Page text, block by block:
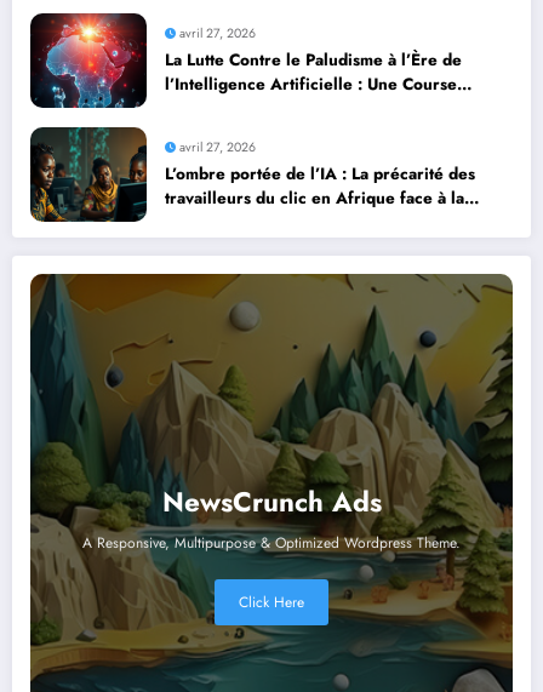
avril 27, 2026
La Lutte Contre le Paludisme à l’Ère de
l’Intelligence Artificielle : Une Course
avril 27, 2026
L’ombre portée de l’IA : La précarité des
travailleurs du clic en Afrique face à la
NewsCrunch Ads
A Responsive, Multipurpose & Optimized Wordpress Theme.
Click Here